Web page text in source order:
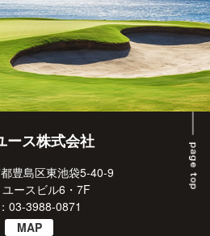
ース株式会社
豊島区東池袋5-40-9
ースビル6・7F
03-3988-0871
MAP